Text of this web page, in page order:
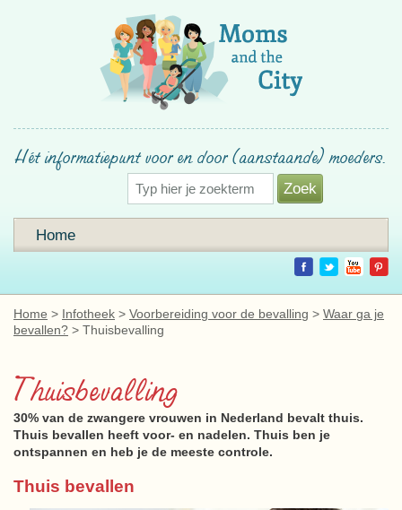
Hét informatiepunt voor en door (aanstaande) moeders.
Home
Home Infotheek Voorbereiding voor de bevalling
Waar ga je
bevallen?
Thuisbevalling
Thuisbevalling
30% van de zwangere vrouwen in Nederland bevalt thuis.
Thuis bevallen heeft voor- en nadelen. Thuis ben je
ontspannen en heb je de meeste controle.
Thuis bevallen